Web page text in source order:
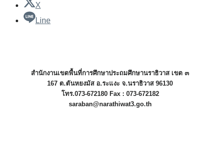
X
Line
สำนักงานเขตพื้นที่การศึกษาประถมศึกษานราธิวาส เขต ๓
167 ต.ตันหยงมัส อ.ระแงะ จ.นราธิวาส 96130
โทร.073-672180 Fax : 073-672182
saraban@narathiwat3.go.th